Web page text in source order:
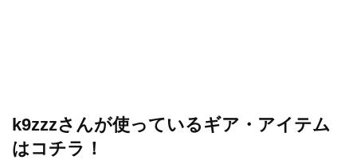
k9zzzさんが使っているギア・アイテム
はコチラ！